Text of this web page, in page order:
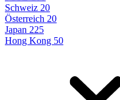
Schweiz 20
Österreich 20
Japan 225
Hong Kong 50